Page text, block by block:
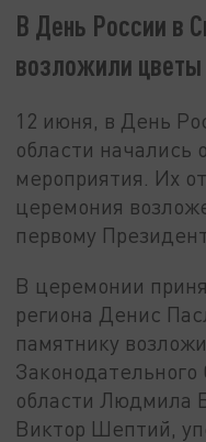
В День России в
возложили цветы
12 июня, в День
области
мероприятия. Их
церемония
первому
В церемонии
региона Денис
памятнику
области Людмила
Виктор Шептий,